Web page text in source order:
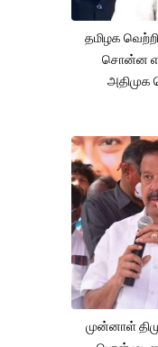
தமிழக
சொன்ன
அதிமுக
முன்னாள்